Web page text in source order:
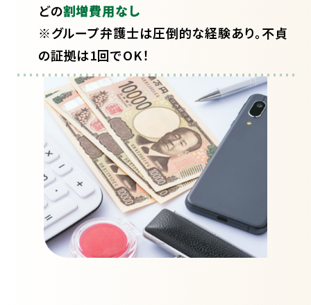
どの割増費用なし
※グループ弁護士は圧倒的な経験あり。不貞
の証拠は1回でOK！